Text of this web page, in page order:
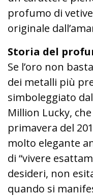
profumo di
originale
Storia del
Se l’oro non
dei metalli più
simboleggiato
Million Lucky,
primavera del
molto elegante
di “vivere
desideri, non
quando si